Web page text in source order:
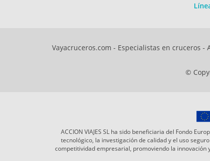
Vayacruceros.com - Especialistas en cruceros -
©
ACCION VIAJES SL ha sido beneficiaria del Fondo
tecnológico, la investigación de calidad y el uso
competitividad empresarial, promoviendo la innovación